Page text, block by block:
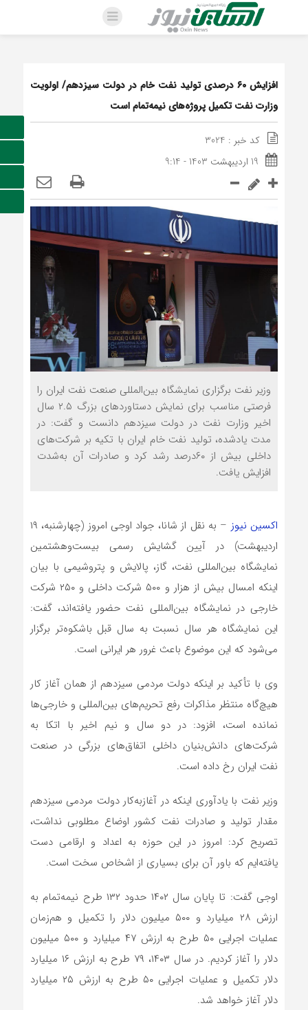
افزایش ۶۰ درصدی تولید نفت خام در دولت سیزدهم/ اولویت
وزارت نفت تکمیل پروژه‌های نیمه‌تمام است
کد خبر : 3024
19 اردیبهشت 1403 - 9:14
وزیر نفت برگزاری نمایشگاه بین‌المللی صنعت نفت ایران را
فرصتی مناسب برای نمایش دستاوردهای بزرگ ۲.۵ سال
اخیر وزارت نفت در دولت سیزدهم دانست و گفت: در
مدت یادشده، تولید نفت خام ایران با تکیه بر شرکت‌های
داخلی بیش از ۶۰درصد رشد کرد و صادرات آن به‌شدت
افزایش یافت.
اکسین نیوز
– به نقل از شانا، جواد اوجی امروز (چهارشنبه، ۱۹
اردیبهشت) در آیین گشایش رسمی بیست‌وهشتمین
نمایشگاه بین‌المللی نفت، گاز، پالایش و پتروشیمی با بیان
اینکه امسال بیش از هزار و ۵۰۰ شرکت داخلی و ۲۵۰ شرکت
خارجی در نمایشگاه بین‌المللی نفت حضور یافته‌اند، گفت:
این نمایشگاه هر سال نسبت به سال‌ قبل باشکوه‌تر برگزار
می‌شود که این موضوع باعث غرور هر ایرانی است.
وی با تأکید بر اینکه دولت مردمی سیزدهم از همان آغاز کار
هیچ‌گاه منتظر مذاکرات رفع تحریم‌های بین‌المللی و خارجی‌ها
نمانده است، افزود: در دو سال و نیم اخیر با اتکا به
شرکت‌های دانش‌بنیان داخلی اتفاق‌های بزرگی در صنعت
نفت ایران رخ داده است.
وزیر نفت با یادآوری اینکه در آغازبه‌کار دولت مردمی سیزدهم
مقدار تولید و صادرات نفت کشور اوضاع مطلوبی نداشت،
تصریح کرد: امروز در این حوزه به اعداد و ارقامی دست
یافته‌ایم که باور آن برای بسیاری از اشخاص سخت است.
اوجی گفت: تا پایان سال ۱۴۰۲ حدود ۱۳۲ طرح نیمه‌تمام به
ارزش ۲۸ میلیارد و ۵۰۰ میلیون دلار را تکمیل و هم‌زمان
عملیات اجرایی ۵۰ طرح به ارزش ۴۷ میلیارد و ۵۰۰ میلیون
دلار را آغاز کردیم. در سال ۱۴۰۳، ۷۹ طرح به ارزش ۱۶ میلیارد
دلار تکمیل و عملیات اجرایی ۵۰ طرح به ارزش ۲۵ میلیارد
دلار آغاز خواهد شد.